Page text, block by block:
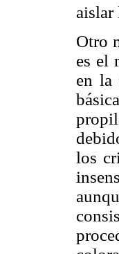
aislar
Otro
es el
en la
los